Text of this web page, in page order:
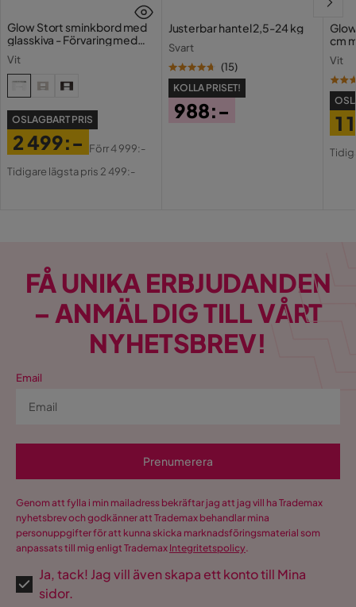
Glow Stort sminkbord med
glasskiva - Förvaring med
Vit
OSLAGBART PRIS
Pris
2 499:-
Original
Förr4 999:-
Tidigare lägsta pris 2 499:-
Justerbar hantel 2,5-24 kg
Svart
(15)
KOLLA PRISET!
988:-
cm
Vit
1
FÅ UNIKA ERBJUDANDEN
– ANMÄL DIG TILL VÅRT
NYHETSBREV!
Email
Prenumerera
Genom att fylla i min mailadress bekräftar jag att jag vill ha Trademax
nyhetsbrev och godkänner att Trademax behandlar mina
personuppgifter för att kunna skicka marknadsföringsmaterial som
anpassats till mig enligt Trademax Integritetspolicy.
Ja, tack! Jag vill även skapa ett konto till Mina
sidor.